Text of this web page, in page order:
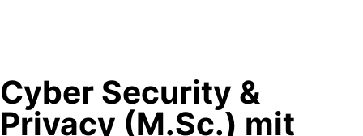
Cyber Security &
Privacy (M.Sc.) mit